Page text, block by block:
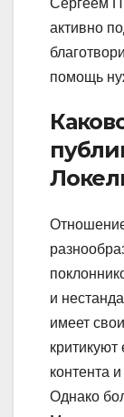
активно
помощь
и
имеет
контента
Однако